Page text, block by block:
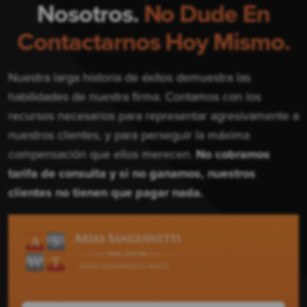
Nosotros.No Dude En
Contactarnos Hoy Mismo.
Nuestra larga historia de éxitos demuestra las
habilidades de nuestra firma. Contamos con los
recursos necesarios para representar agresivamente a
nuestros clientes, y para perseguir la máxima
compensación que ellos merecen.No cobramos
tarifa de consulta y si no ganamos, nuestros
clientes no tienen que pagar nada.